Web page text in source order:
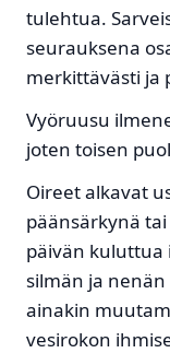
tulehtua.
seurauksena
merkittävästi ja
Vyöruusu
joten toisen
Oireet alkavat
päänsärkynä
päivän kuluttua
silmän ja
ainakin
vesirokon